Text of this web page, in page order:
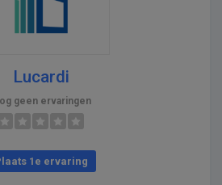
Lucardi
geen ervaringen
1e ervaring